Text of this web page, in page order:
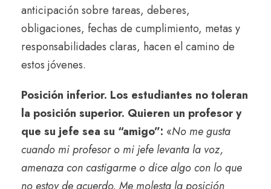
anticipación sobre tareas, deberes,
obligaciones, fechas de cumplimiento, metas y
responsabilidades claras, hacen el camino de
estos jóvenes.
Posición inferior. Los estudiantes no toleran
la posición superior. Quieren un profesor y
que su jefe sea su “amigo”: «No me gusta
cuando mi profesor o mi jefe levanta la voz,
amenaza con castigarme o dice algo con lo que
no estoy de acuerdo. Me molesta la posición